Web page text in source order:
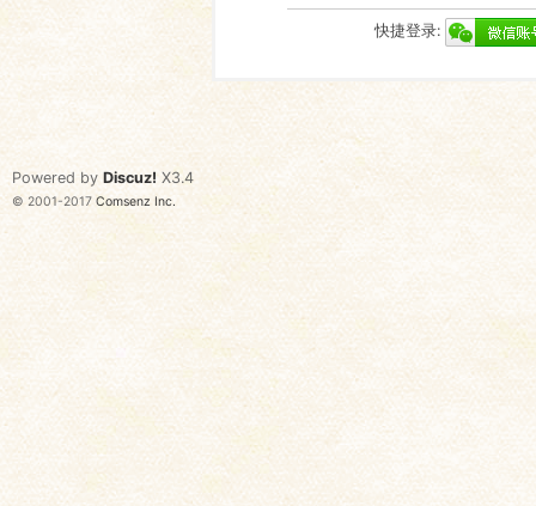
快捷登录:
Powered by Discuz! X3.4
© 2001-2017 Comsenz Inc.